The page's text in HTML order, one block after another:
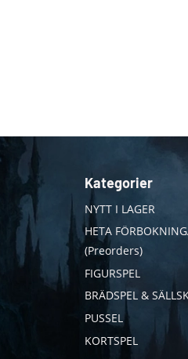
Kategorier
NYTT I LAGER
HETA
(Preorders)
FIGURSPEL
BRÄDSPEL &
PUSSEL
KORTSPEL